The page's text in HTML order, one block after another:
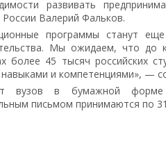
развивать
Валерий Фальков.
программы станут
Мы ожидаем, что до
более 45 тысяч российских
навыками и компетенциями», —
вузов в бумажной
письмом принимаются по